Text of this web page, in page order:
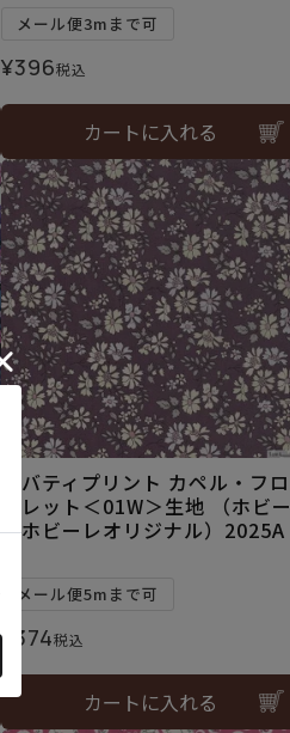
メール便3mまで可
¥396税込
カートに入れる
リバティプリント カペル・フロ
ーレット＜01W＞生地 （ホビー
ラホビーレオリジナル）2025A
メール便5mまで可
¥ 374税込
カートに入れる